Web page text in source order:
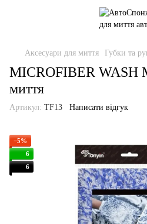
Аксесуари для миття Губки та
MICROFIBER WASH
миття
Артикул: TF13 Написати відгук
−5%
6
6